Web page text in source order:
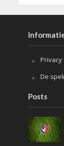
De
Posts